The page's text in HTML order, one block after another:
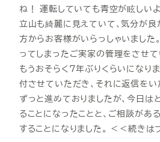
ね！ 運転していても青空が眩しいよ
立山も綺麗に見えていて、気分が
方からお客様がいらっしゃいました
ってしまったご実家の管理をさせ
もうおそらく７年ぶりくらいになり
付させていただき、それに返信を
ずっと進めておりましたが、今日
ることになったことと、ご相談があ
することになりました。 ＜＜続きは